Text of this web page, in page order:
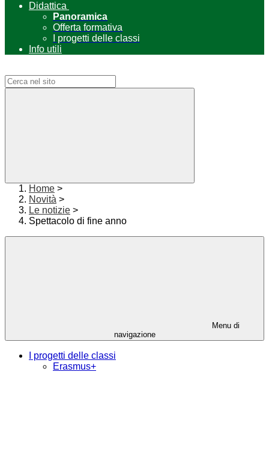
Didattica
Panoramica
Offerta formativa
I progetti delle classi
Info utili
Home >
Novità >
Le notizie >
Spettacolo di fine anno
Menu di
navigazione
I progetti delle classi
Erasmus+